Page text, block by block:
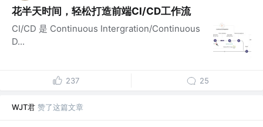
花半天时间，轻松打造前端CI/CD工作流
CI/CD 是 Continuous Intergration/Continuous
D...
237 25
WJT君 赞了这篇文章